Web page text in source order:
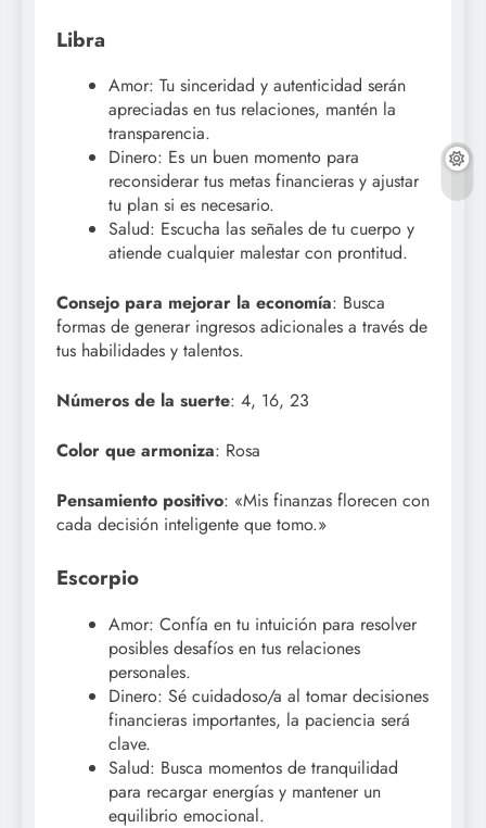
Libra
Amor: Tu sinceridad y autenticidad serán
apreciadas en tus relaciones, mantén la
transparencia.
Dinero: Es un buen momento para
reconsiderar tus metas financieras y ajustar
tu plan si es necesario.
Salud: Escucha las señales de tu cuerpo y
atiende cualquier malestar con prontitud.
Consejo para mejorar la economía: Busca
formas de generar ingresos adicionales a través de
tus habilidades y talentos.
Números de la suerte: 4, 16, 23
Color que armoniza: Rosa
Pensamiento positivo: «Mis finanzas florecen con
cada decisión inteligente que tomo.»
Escorpio
Amor: Confía en tu intuición para resolver
posibles desafíos en tus relaciones
personales.
Dinero: Sé cuidadoso/a al tomar decisiones
financieras importantes, la paciencia será
clave.
Salud: Busca momentos de tranquilidad
para recargar energías y mantener un
equilibrio emocional.